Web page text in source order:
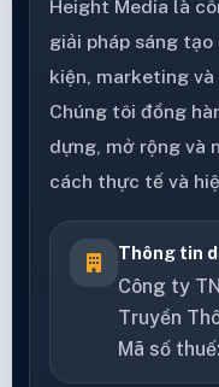
Height Media là
giải pháp sáng
kiện, marketing
Chúng tôi đồng
dựng, mở rộng và
cách thực tế và
Thông tin
Công ty
Truyền
Mã số